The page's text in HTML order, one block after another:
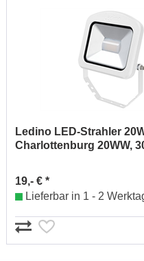
Ledino LED-Strahler
Charlottenburg 20WW,
19,- € *
Lieferbar in 1 - 2